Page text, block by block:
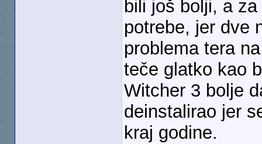
bili još bolji, a
potrebe, jer dve
problema tera
teče glatko kao
Witcher 3 bolje
deinstalirao jer
kraj godine.